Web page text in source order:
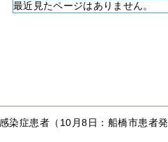
最近見たページはありません。
染症患者（10月8日：船橋市患者発